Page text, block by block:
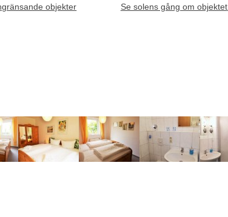
objekter Se solens gång om objektet